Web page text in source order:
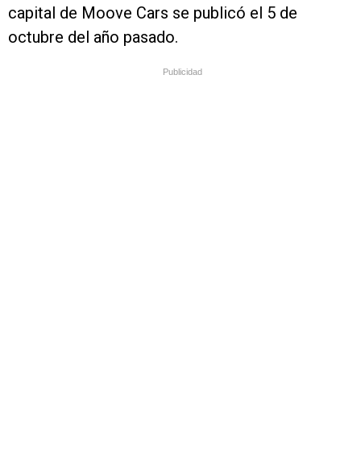
capital de Moove Cars se publicó el 5 de
octubre del año pasado.
Publicidad